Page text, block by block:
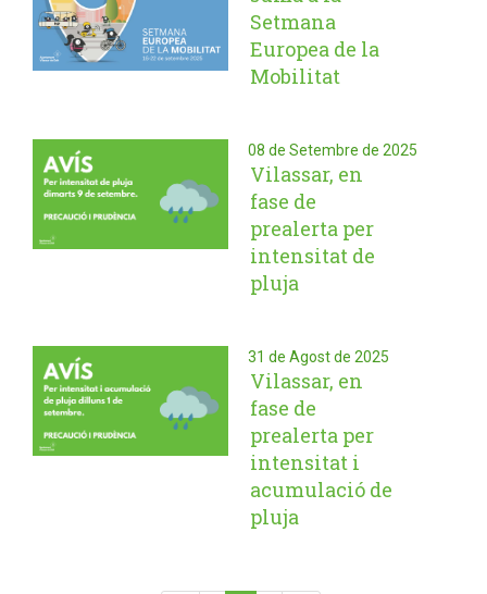
Setmana
Europea de la
Mobilitat
08 de Setembre de 2025
Vilassar, en
fase de
prealerta per
intensitat de
pluja
31 de Agost de 2025
Vilassar, en
fase de
prealerta per
intensitat i
acumulació de
pluja